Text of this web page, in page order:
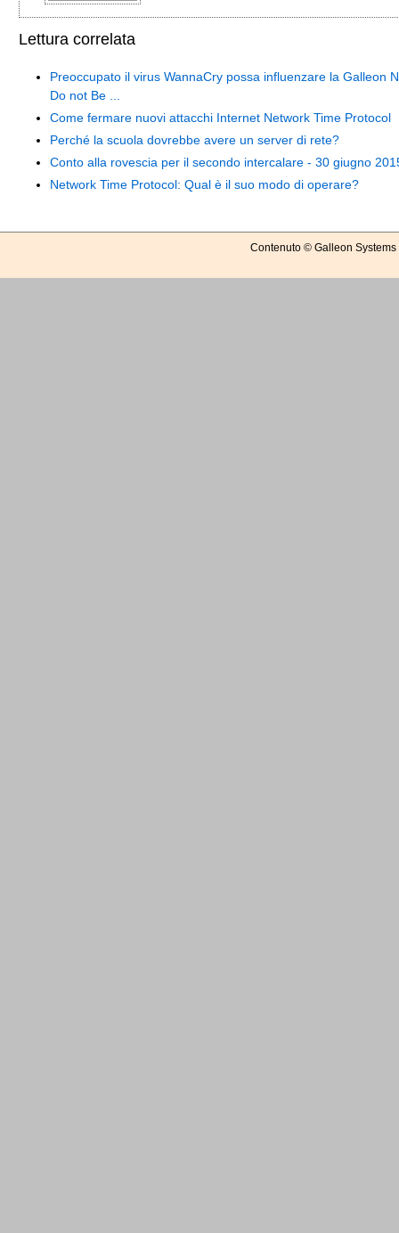
Lettura correlata
Preoccupato il virus WannaCry possa influenzare la Galleon
Do not Be ...
Come fermare nuovi attacchi Internet Network Time Protocol
Perché la scuola dovrebbe avere un server di rete?
Conto alla rovescia per il secondo intercalare - 30 giugno
Network Time Protocol: Qual è il suo modo di operare?
Contenuto © Galleon Systems